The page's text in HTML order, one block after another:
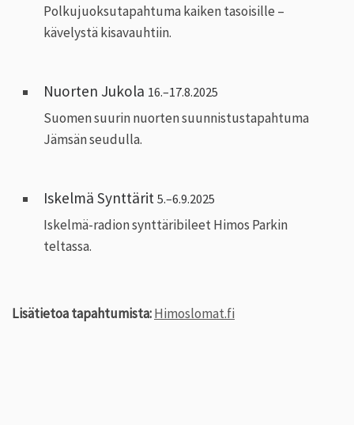
Polkujuoksutapahtuma kaiken tasoisille –
kävelystä kisavauhtiin.
Nuorten Jukola 16.–17.8.2025
Suomen suurin nuorten suunnistustapahtuma
Jämsän seudulla.
Iskelmä Synttärit 5.–6.9.2025
Iskelmä-radion synttäribileet Himos Parkin
teltassa.
Lisätietoa tapahtumista:Himoslomat.fi